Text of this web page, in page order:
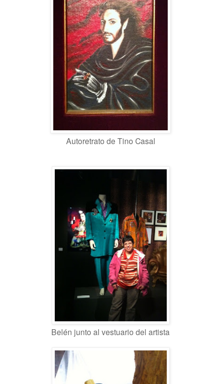
Autoretrato de Tino Casal
Belén junto al vestuario del artista